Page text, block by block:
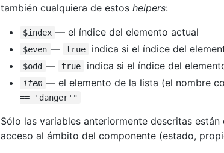
también cualquiera de estos helpers:
$index — el índice del elemento actual
$even — true indica si el índice del
$odd — true indica si el índice del
item — el elemento de la lista (el nombre
== 'danger'"
Sólo las variables anteriormente descritas
acceso al ámbito del componente (estado,